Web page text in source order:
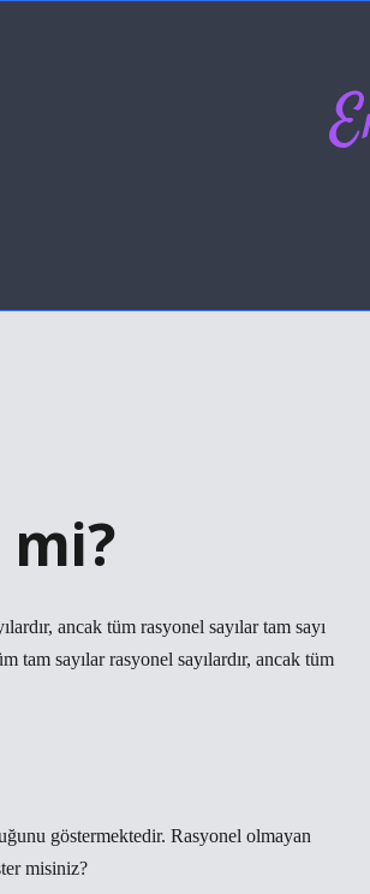
ancak tüm rasyonel sayılar tam sayı
tam sayılar rasyonel sayılardır, ancak tüm
göstermektedir. Rasyonel olmayan
misiniz?